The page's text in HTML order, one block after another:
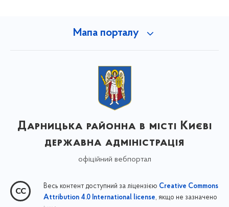
Мапа порталу
Дарницька районна в місті Києві
державна адміністрація
офіційний вебпортал
Весь контент доступний за ліцензією Creative Commons
Attribution 4.0 International license, якщо не зазначено